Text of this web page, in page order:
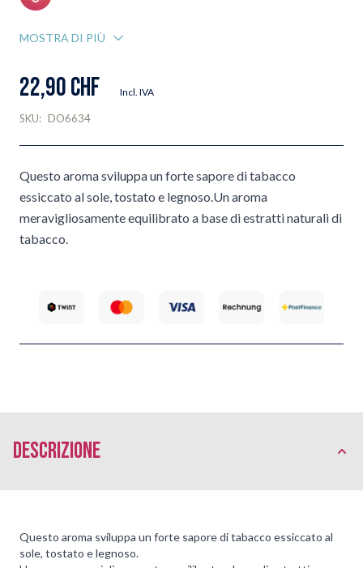
MOSTRA DI PIÙ
22,90 CHF Incl. IVA
SKU: DO6634
Questo aroma sviluppa un forte sapore di tabacco
essiccato al sole, tostato e legnoso.Un aroma
meravigliosamente equilibrato a base di estratti naturali di
tabacco.
Descrizione
Questo aroma sviluppa un forte sapore di tabacco essiccato al
sole, tostato e legnoso.